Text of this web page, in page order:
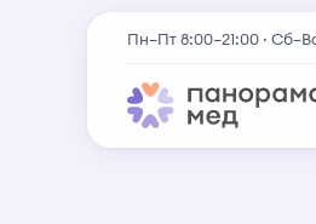
Пн–Пт 8:00–21:00 ·